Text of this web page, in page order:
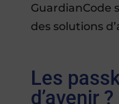
GuardianCode
des solutions
Les
d’avenir ?